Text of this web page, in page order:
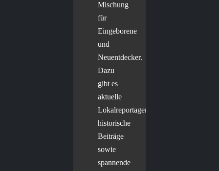
Mischung
für
Eingeborene
und
Neuentdecker.
Dazu
gibt es
aktuelle
Lokalreportagen,
historische
Beiträge
sowie
spannende